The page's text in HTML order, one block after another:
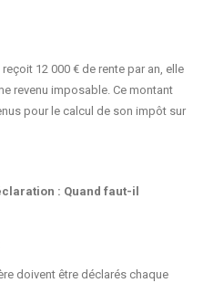
12 000 € de rente par an, elle
revenu imposable. Ce montant
pour le calcul de son impôt sur
: Quand faut-il
doivent être déclarés chaque